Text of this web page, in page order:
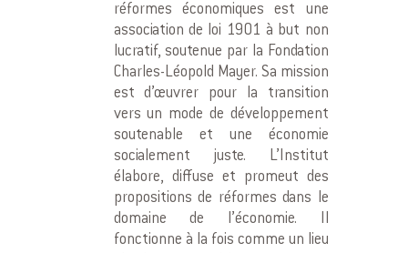
réformes économiques est une
association de loi 1901 à but non
lucratif, soutenue par la Fondation
Charles-Léopold Mayer. Sa mission
est d’œuvrer pour la transition
vers un mode de développement
soutenable et une économie
socialement juste. L’Institut
élabore, diffuse et promeut des
propositions de réformes dans le
domaine de l’économie. Il
fonctionne à la fois comme un lieu